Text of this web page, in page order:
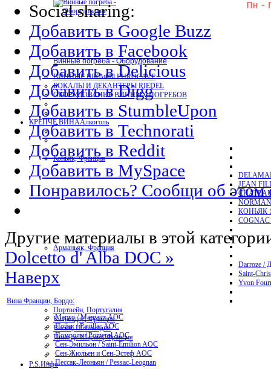
Винные погреба - Оборудование
ВИННЫЕ ШКАФЫ EUROCAVE
БОКАЛЫ И ДЕКАНТЕРЫ RIEDEL
ОБОРУДОВАНИЕ ВИННЫХ ПОГРЕБОВ
КРЕПЧЕ ВИНААлкоголь
Коньяк, Франция
JEAN
КОНЬЯК
Арманьяк, Франция
Darroze /
Saint-
Yvon
Портвейн, Португалия
Кальвадос, Франция
Виски, Шотландия
Пино де Шарант, Франция
P.S.Инфо
Social sharing:
Добавить в Google Buzz
Добавить в Facebook
Добавить в Delicious
Добавить в Digg
Добавить в StumbleUpon
Добавить в Technorati
Добавить в Reddit
Добавить в MySpace
Понравилось? Сообщи об этом
Другие материалы в этой
Dolcetto d' Alba DOC »
Наверх
Вина Франции, Бордо:
Марго / Margaux AOC
Пойак / Pauillac AOC
Помроль / Pomerol AOC
Сен-Эмильон / Saint-Emilion AOC
Сен-Жюльен и Сен-Эстеф AOC
Пессак-Леоньян / Pessac-Leognan